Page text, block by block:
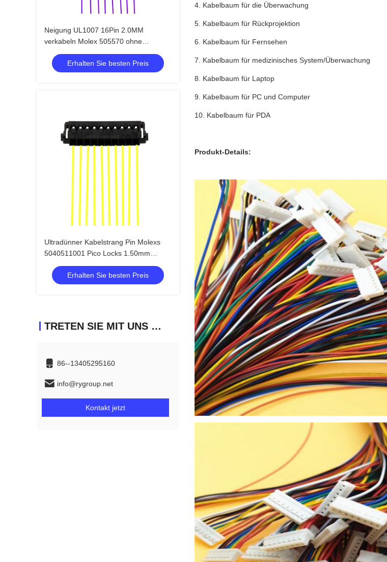
Neigung UL1007 16Pin 2.0MM
verkabeln Molex 505570 ohne
Übertragungsfragen
Erhalten Sie besten Preis
Ultradünner Kabelstrang Pin Molexs
5040511001 Pico Locks 1.50mm
Neigungs-10
Erhalten Sie besten Preis
TRETEN SIE MIT UNS IN VERBINDUNG
86--13405295160
info@rygroup.net
Kontakt jetzt
4. Kabelbaum für die Überwachung
5. Kabelbaum für Rückprojektion
6. Kabelbaum für Fernsehen
7. Kabelbaum für medizinisches System/Überwachung
8. Kabelbaum für Laptop
9. Kabelbaum für PC und Computer
10. Kabelbaum für PDA
Produkt-Details: